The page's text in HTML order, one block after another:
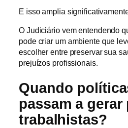
E isso amplia
O Judiciário vem entendendo
pode criar um ambiente que
escolher entre preservar sua
prejuízos profissionais.
Quando
passam a
trabalhistas?